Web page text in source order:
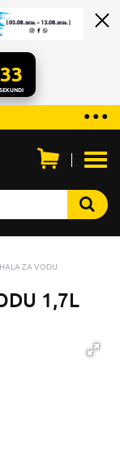
32
SEKUNDI
...
● ● ●
ZA VODU
1,7L